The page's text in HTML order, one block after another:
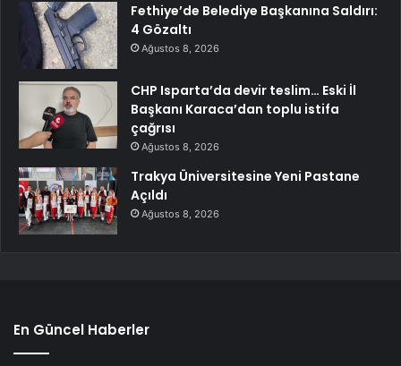
Fethiye’de Belediye Başkanına Saldırı:
4 Gözaltı
Ağustos 8, 2026
CHP Isparta’da devir teslim… Eski İl
Başkanı Karaca’dan toplu istifa
çağrısı
Ağustos 8, 2026
Trakya Üniversitesine Yeni Pastane
Açıldı
Ağustos 8, 2026
En Güncel Haberler